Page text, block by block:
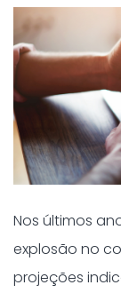
Nos últimos
explosão no
projeções